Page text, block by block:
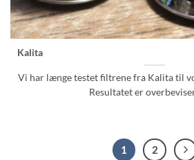
Kalita
Vi har længe testet filtrene fra Kalita til
Resultatet er
1 2